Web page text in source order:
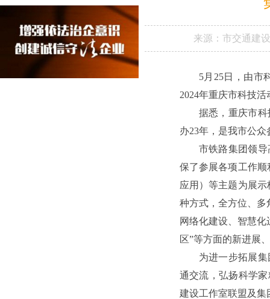
来源： 市交通建
5月25日，由市
2024年重庆市科技
据悉，重庆市
办23年，是我市公
市铁路集团领
保了参展各项工作
应用）等主题为展
种方式，全方位、多
网络化建设、智慧
区”等方面的新进展
为进一步拓展
通交流，弘扬科学
建设工作室联盟及集